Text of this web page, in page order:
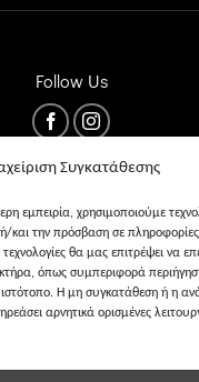
Συγκατάθεσης
εμπειρία, χρησιμοποιούμε
και την πρόσβαση σε
θα μας επιτρέψει να
όπως συμπεριφορά
Η μη συγκατάθεση ή η
αρνητικά ορισμένες
Follow Us